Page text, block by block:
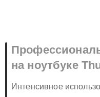
на ноутбуке
Интенсивное